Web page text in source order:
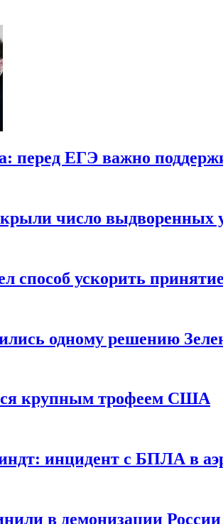
перед ЕГЭ важно
число выдворенных
ускорить
одному решению
крупным трофеем США
инцидент с БПЛА в
в демонизации России